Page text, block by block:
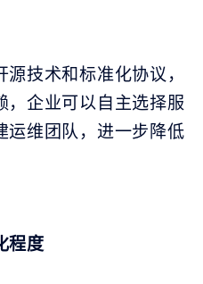
技术和标准化协议，
，企业可以自主选择服
运维团队，进一步降低
程度